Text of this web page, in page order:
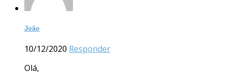
João
10/12/2020 Responder
Olá,